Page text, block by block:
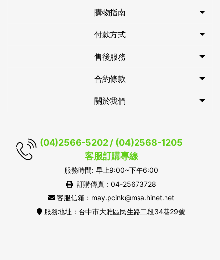
購物指南
付款方式
售後服務
合約條款
關於我們
(04)2566-5202 / (04)2568-1205
客服訂購專線
服務時間: 早上9:00~下午6:00
訂購傳真：04-25673728
客服信箱：may.pcink@msa.hinet.net
服務地址：台中市大雅區民生路二段34巷29號